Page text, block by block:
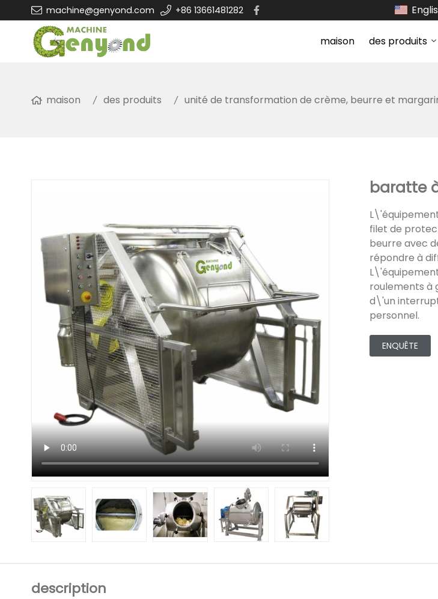
machine@genyond.com +86 13661481282
maison des produits
maison des produits unité de transformation de crème, beurre et
baratte
filet de
beurre avec
répondre à
roulements à
d\'un
personnel.
ENQUÊTE
description